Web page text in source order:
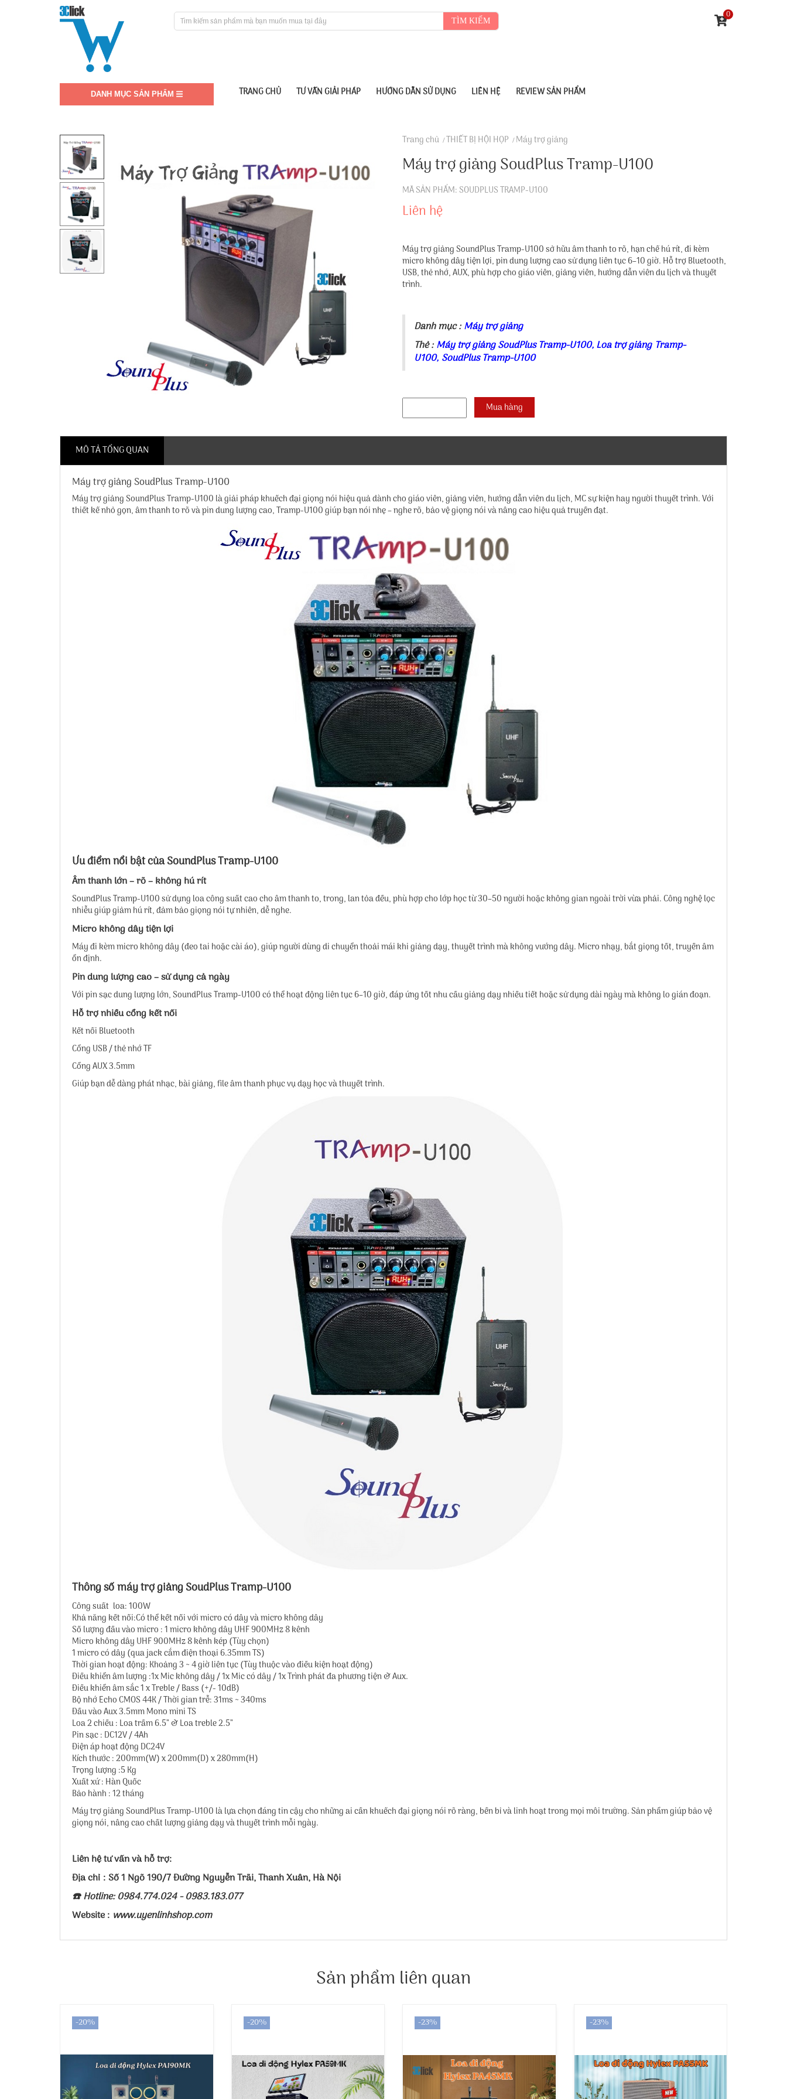
TÌM KIẾM
0
DANH MỤC SẢN PHẨM TRANG CHỦ TƯ VẤN GIẢI PHÁP HƯỚNG DẪN SỬ DỤNG LIÊN HỆ REVIEW SẢN PHẨM
Trang chủ THIẾT BỊ HỘI HỌP Máy trợ giảng
Máy trợ giảng SoudPlus Tramp-U100
MÃ SẢN PHẨM: SOUDPLUS TRAMP-U100
Liên hệ
Máy trợ giảng SoundPlus Tramp-U100 sở hữu âm thanh to rõ, hạn chế hú rít, đi kèm
micro không dây tiện lợi, pin dung lượng cao sử dụng liên tục 6–10 giờ. Hỗ trợ Bluetooth,
USB, thẻ nhớ, AUX, phù hợp cho giáo viên, giảng viên, hướng dẫn viên du lịch và thuyết
trình.
Danh mục :Máy trợ giảng
Thẻ :Máy trợ giảng SoudPlus Tramp-U100,Loa trợ giảng Tramp-
U100, SoudPlus Tramp-U100
MÔ TẢ TỔNG QUAN
Máy trợ giảng SoudPlus Tramp-U100
Máy trợ giảng SoundPlus Tramp-U100 là giải pháp khuếch đại giọng nói hiệu quả dành cho giáo viên, giảng viên, hướng dẫn viên du lịch, MC sự kiện hay người thuyết trình. Với
thiết kế nhỏ gọn, âm thanh to rõ và pin dung lượng cao, Tramp-U100 giúp bạn nói nhẹ – nghe rõ, bảo vệ giọng nói và nâng cao hiệu quả truyền đạt.
Ưu điểm nổi bật của SoundPlus Tramp-U100
Âm thanh lớn – rõ – không hú rít
SoundPlus Tramp-U100 sử dụng loa công suất cao cho âm thanh to, trong, lan tỏa đều, phù hợp cho lớp học từ 30–50 người hoặc không gian ngoài trời vừa phải. Công nghệ lọc
nhiễu giúp giảm hú rít, đảm bảo giọng nói tự nhiên, dễ nghe.
Micro không dây tiện lợi
Máy đi kèm micro không dây (đeo tai hoặc cài áo), giúp người dùng di chuyển thoải mái khi giảng dạy, thuyết trình mà không vướng dây. Micro nhạy, bắt giọng tốt, truyền âm
ổn định.
Pin dung lượng cao – sử dụng cả ngày
Với pin sạc dung lượng lớn, SoundPlus Tramp-U100 có thể hoạt động liên tục 6–10 giờ, đáp ứng tốt nhu cầu giảng dạy nhiều tiết hoặc sử dụng dài ngày mà không lo gián đoạn.
Hỗ trợ nhiều cổng kết nối
Kết nối Bluetooth
Cổng USB / thẻ nhớ TF
Cổng AUX 3.5mm
Giúp bạn dễ dàng phát nhạc, bài giảng, file âm thanh phục vụ dạy học và thuyết trình.
Thông số máy trợ giảng SoudPlus Tramp-U100
Công suất loa: 100W
Khả năng kết nối:Có thể kết nối với micro có dây và micro không dây
Số lượng đầu vào micro : 1 micro không dây UHF 900MHz 8 kênh
Micro không dây UHF 900MHz 8 kênh kép (Tùy chọn)
1 micro có dây (qua jack cắm điện thoại 6.35mm TS)
Thời gian hoạt động: Khoảng 3 ~ 4 giờ liên tục (Tùy thuộc vào điều kiện hoạt động)
Điều khiển âm lượng :1x Mic không dây / 1x Mic có dây / 1x Trình phát đa phương tiện & Aux.
Điều khiển âm sắc 1 x Treble / Bass (+/- 10dB)
Bộ nhớ Echo CMOS 44K / Thời gian trễ: 31ms ~ 340ms
Đầu vào Aux 3.5mm Mono mini TS
Loa 2 chiều : Loa trầm 6.5” & Loa treble 2.5”
Pin sạc : DC12V / 4Ah
Điện áp hoạt động DC24V
Kích thước : 200mm(W) x 200mm(D) x 280mm(H)
Trọng lượng :5 Kg
Xuất xứ : Hàn Quốc
Bảo hành : 12 tháng
Máy trợ giảng SoundPlus Tramp-U100 là lựa chọn đáng tin cậy cho những ai cần khuếch đại giọng nói rõ ràng, bền bỉ và linh hoạt trong mọi môi trường. Sản phẩm giúp bảo vệ
giọng nói, nâng cao chất lượng giảng dạy và thuyết trình mỗi ngày.
Liên hệ tư vấn và hỗ trợ:
Địa chỉ : Số 1 Ngõ 190/7 Đường Nguyễn Trãi, Thanh Xuân, Hà Nội
☎️ Hotline: 0984.774.024 - 0983.183.077
Website : www.uyenlinhshop.com
Sản phẩm liên quan
-20% -20% -23% -23%